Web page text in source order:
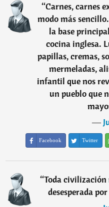
“Carnes, carnes
modo más
la base
cocina inglesa.
papillas, cremas,
mermeladas,
infantil que nos
un pueblo que
―
Facebook Twitter
“Toda civilización
desesperada